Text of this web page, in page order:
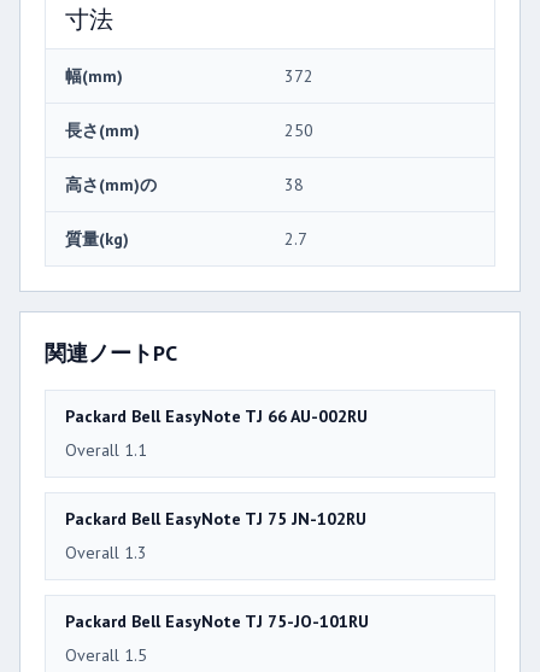
寸法
幅(mm) 372
長さ(mm) 250
高さ(mm)の 38
質量(kg) 2.7
関連ノートPC
Packard Bell EasyNote TJ 66 AU-002RU
Overall 1.1
Packard Bell EasyNote TJ 75 JN-102RU
Overall 1.3
Packard Bell EasyNote TJ 75-JO-101RU
Overall 1.5